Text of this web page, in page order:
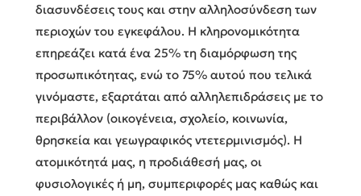
διασυνδέσεις τους και στην αλληλοσύνδεση των
περιοχών του εγκεφάλου. Η κληρονομικότητα
επηρεάζει κατά ένα 25% τη διαμόρφωση της
προσωπικότητας, ενώ το 75% αυτού που τελικά
γινόμαστε, εξαρτάται από αλληλεπιδράσεις με το
περιβάλλον (οικογένεια, σχολείο, κοινωνία,
θρησκεία και γεωγραφικός ντετερμινισμός). Η
ατομικότητά μας, η προδιάθεσή μας, οι
φυσιολογικές ή μη, συμπεριφορές μας καθώς και